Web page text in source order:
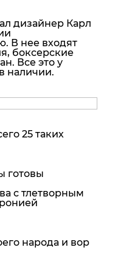
дизайнер Карл
В нее входят
боксерские
Все это у
наличии.
25 таких
готовы
с тлетворным
народа и вор